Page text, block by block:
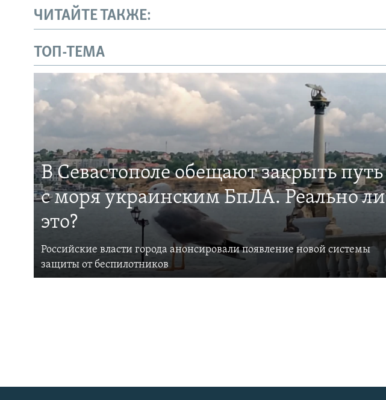
ЧИТАЙТЕ ТАКЖЕ:
ТОП-ТЕМА
В Севастополе обещают закрыть путь
с моря украинским БпЛА. Реально ли
это?
Российские власти города анонсировали появление новой системы
защиты от беспилотников